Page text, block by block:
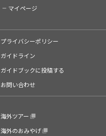
マイページ
プライバシーポリシー
ガイドライン
ガイドブックに投稿する
お問い合わせ
海外ツアー
海外のおみやげ